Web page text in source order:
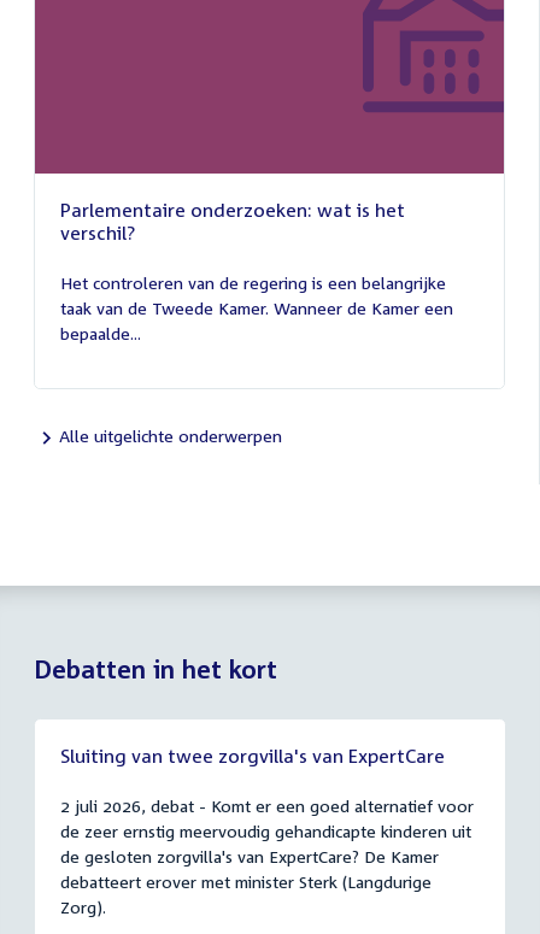
Parlementaire onderzoeken: wat is het
verschil?
juli
2026
Het controleren van de regering is een belangrijke
taak van de Tweede Kamer. Wanneer de Kamer een
bepaalde...
Alle uitgelichte onderwerpen
Debatten in het kort
Sluiting van twee zorgvilla's van ExpertCare
2 juli 2026, debat - Komt er een goed alternatief voor
de zeer ernstig meervoudig gehandicapte kinderen uit
de gesloten zorgvilla's van ExpertCare? De Kamer
debatteert erover met minister Sterk (Langdurige
Zorg).